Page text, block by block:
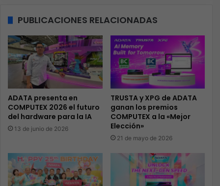
PUBLICACIONES RELACIONADAS
ADATA presenta en
COMPUTEX 2026 el futuro
del hardware para la IA
13 de junio de 2026
TRUSTA y XPG de ADATA
ganan los premios
COMPUTEX a la «Mejor
Elección»
21 de mayo de 2026